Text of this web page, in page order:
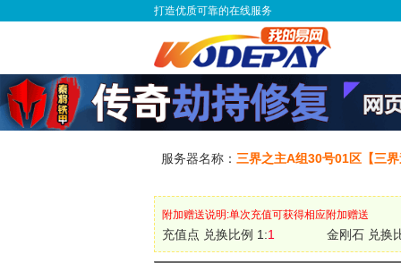
打造优质可靠的在线服务
服务器名称： 三界之主A组30号01区【三
附加赠送说明:单次充值可获得相应附加赠送
充值点 兑换比例 1:1 金刚石 兑换